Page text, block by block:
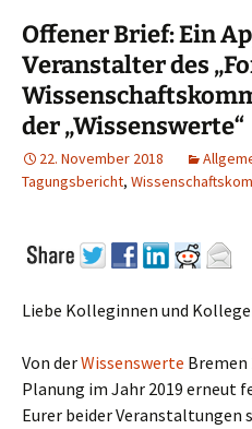
Offener Brief: Ein
Veranstalter des
der „Wissenswerte“
22. November 2018
Tagungsbericht,
Liebe Kolleginnen und
Von derWissenswerte Bremen
Planung im Jahr 2019 erneut
Eurer beider Veranstaltungen